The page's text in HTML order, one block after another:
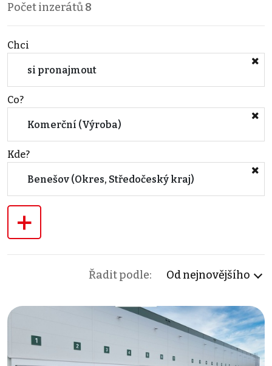
Počet inzerátů8
Chci
si pronajmout
Co?
Komerční (Výroba)
Kde?
Benešov (Okres, Středočeský kraj)
+
Řadit podle: Od nejnovějšího